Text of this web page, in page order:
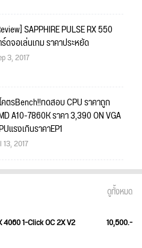
SAPPHIRE PULSE RX 550
ดจอเล่นเกม ราคาประหยัด
3, 2017
คตรBench!!ทดสอบ CPU ราคาถูก
A10-7860K ราคา 3,390 ON VGA
แรงเกินราคาEP1
13, 2017
ดูทั้งหมด
4060 1-Click OC 2X V2 10,500.-